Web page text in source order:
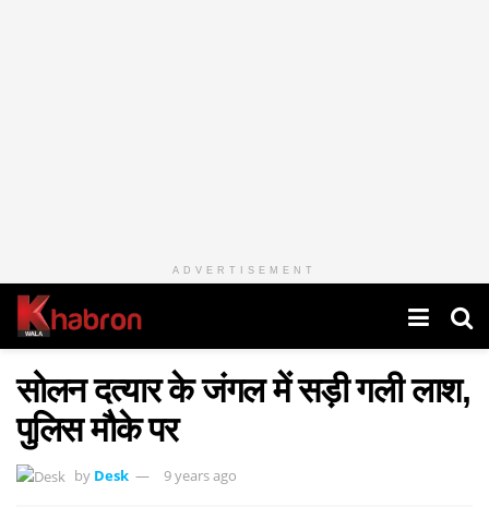
ADVERTISEMENT
सोलन दत्यार के जंगल में सड़ी गली लाश,
पुलिस मौके पर
by Desk 9 years ago